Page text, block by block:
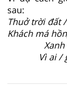
sau:
Thuở trời đất
Khách má
Vì ai /